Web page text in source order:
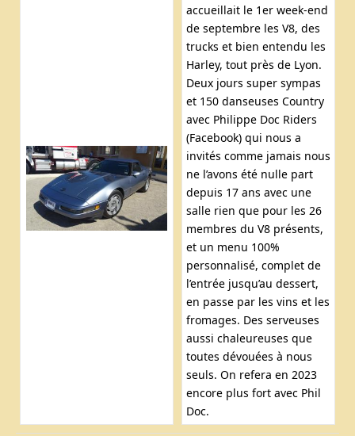
accueillait le 1er week-end
de septembre les V8, des
trucks et bien entendu les
Harley, tout près de Lyon.
Deux jours super sympas
et 150 danseuses Country
avec Philippe Doc Riders
(Facebook) qui nous a
invités comme jamais nous
ne l’avons été nulle part
depuis 17 ans avec une
salle rien que pour les 26
membres du V8 présents,
et un menu 100%
personnalisé, complet de
l’entrée jusqu’au dessert,
en passe par les vins et les
fromages. Des serveuses
aussi chaleureuses que
toutes dévouées à nous
seuls. On refera en 2023
encore plus fort avec Phil
Doc.